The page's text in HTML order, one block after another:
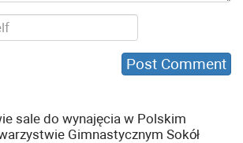
sale do wynajęcia w Polskim
Gimnastycznym Sokół